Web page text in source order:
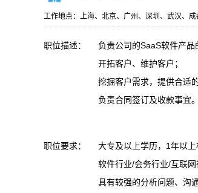
工作地点：上海、北京、广州、深圳、武汉、
职位描述：
负责公司的SaaS软件产品
开拓客户、维护客户；
挖掘客户需求，提供合适
负责合同签订及收款事宜。
职位要求：
大专及以上学历，1年以上
软件行业/会务行业/互联
具有较强的分析问题、沟